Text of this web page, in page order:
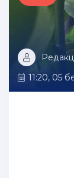
11:20, 05